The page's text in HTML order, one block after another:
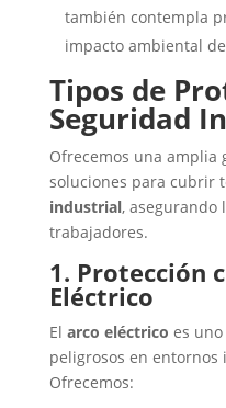
también contempla
impacto ambiental
Tipos de
Seguridad
Ofrecemos una amplia
soluciones para cubrir
industrial, asegurando
trabajadores.
1. Protección
Eléctrico
El arco eléctrico es
peligrosos en
Ofrecemos: